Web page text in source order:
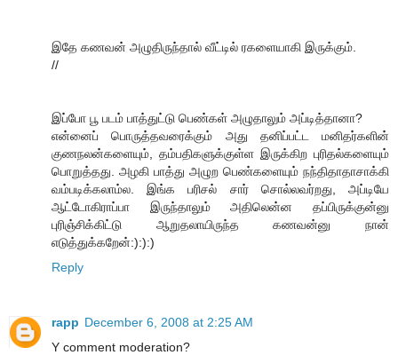
இதே கணவன் அழுதிருந்தால் வீட்டில் ரகளையாகி இருக்கும்.
//
இப்போ பூ படம் பாத்துட்டு பெண்கள் அழுதாலும் அப்டித்தானா?
என்னைப் பொருத்தவரைக்கும் அது தனிப்பட்ட மனிதர்களின்
குணநலன்களையும், தம்பதிகளுக்குள்ள இருக்கிற புரிதல்களையும்
பொறுத்தது. அழகி பாத்து அழுற பெண்களையும் நந்திதாதாசாக்கி
வம்படிக்கலாம்ல. இங்க பரிசல் சார் சொல்லவர்றது, அப்டியே
ஆட்டோகிராப்பா இருந்தாலும் அதிலென்ன தப்பிருக்குன்னு
புரிஞ்சிக்கிட்டு ஆறுதலாயிருந்த கணவன்னு நான்
எடுத்துக்கறேன்:):):)
Reply
rapp December 6, 2008 at 2:25 AM
Y comment moderation?